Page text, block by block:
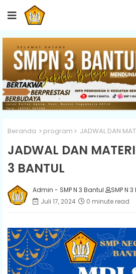
Beranda program JADWAL DAN
JADWAL DAN
3 BANTUL
Admin - SMP N 3 Bantul
SMP N
Juli 17, 2024
0 minute read